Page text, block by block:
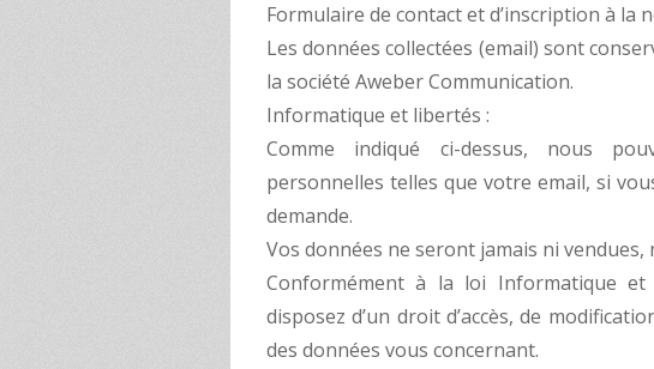
Formulaire de contact et d’inscription à la
Les données collectées (email) sont
la société Aweber Communication.
Informatique et libertés :
Comme indiqué ci-dessus, nous
personnelles telles que votre email, si
demande.
Vos données ne seront jamais ni vendues,
Conformément à la loi Informatique
disposez d’un droit d’accès, de
des données vous concernant.